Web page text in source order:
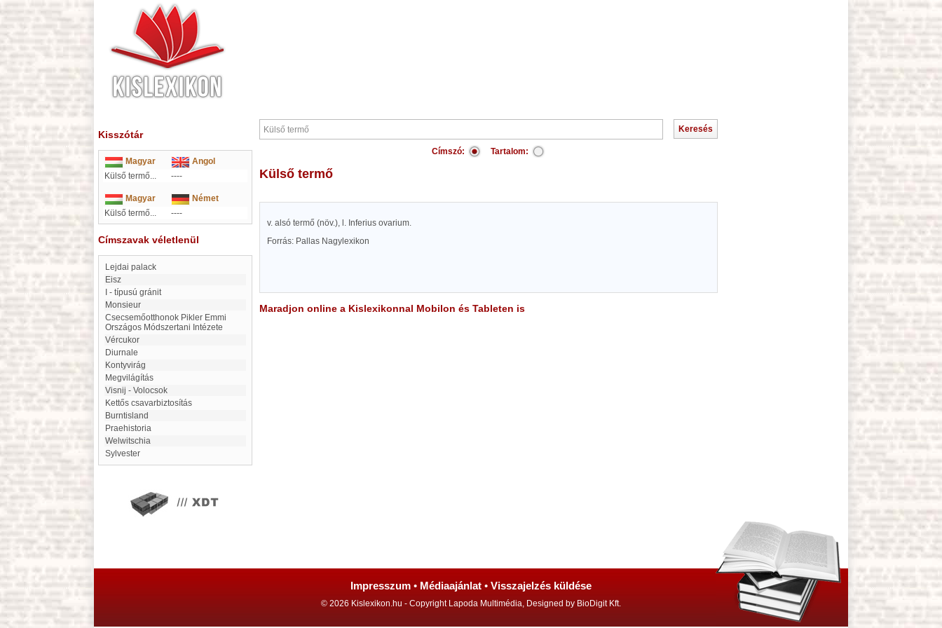
Kisszótár
Magyar
Angol
Külső termő...
----
Magyar
Német
Külső termő...
----
Címszavak véletlenül
Lejdai palack
eisz
I - típusú gránit
monsieur
Csecsemőotthonok Pikler Emmi
Országos Módszertani Intézete
Vércukor
Diurnale
Kontyvirág
megvilágítás
Visnij - Volocsok
Kettős csavarbiztosítás
Burntisland
Praehistoria
Welwitschia
Sylvester
Címszó: Tartalom:
Külső termő
v. alsó termő (növ.), l. Inferius ovarium.
Forrás: Pallas Nagylexikon
Maradjon online a Kislexikonnal Mobilon és Tableten is
Impresszum • Médiaajánlat • Visszajelzés küldése
© 2026 Kislexikon.hu - Copyright Lapoda Multimédia, Designed by BioDigit Kft.